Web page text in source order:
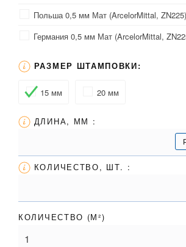
Польша 0,5 мм Мат (ArcelorMittal, ZN225)
Германия 0,5 мм Мат (ArcelorMittal,
РАЗМЕР ШТАМПОВКИ:
15 мм 20 мм
ДЛИНА, ММ :
КОЛИЧЕСТВО, ШТ. :
КОЛИЧЕСТВО (М²)